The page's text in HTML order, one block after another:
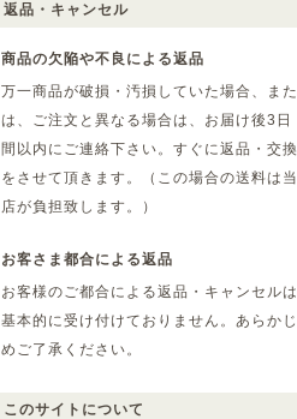
返品・キャンセル
商品の欠陥や不良による返品
万一商品が破損・汚損していた場合、また
は、ご注文と異なる場合は、お届け後3日
間以内にご連絡下さい。すぐに返品・交換
をさせて頂きます。（この場合の送料は当
店が負担致します。）
お客さま都合による返品
お客様のご都合による返品・キャンセルは
基本的に受け付けておりません。あらかじ
めご了承ください。
このサイトについて